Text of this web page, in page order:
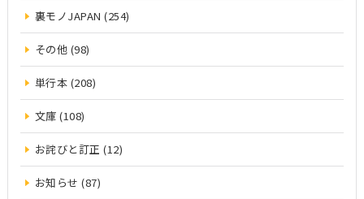
裏モノJAPAN (254)
その他 (98)
単行本 (208)
文庫 (108)
お詫びと訂正 (12)
お知らせ (87)